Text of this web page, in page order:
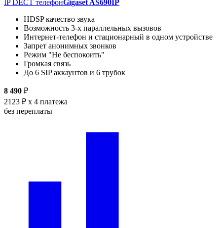
IP DECT телефонGigaset AS690IP
HDSP качество звука
Возможность 3-х параллельных вызовов
Интернет-телефон и стационарный в одном устройстве
Запрет анонимных звонков
Режим "Не беспокоить"
Громкая связь
До 6 SIP аккаунтов и 6 трубок
8 490 ₽
2123 ₽ x 4 платежа
без переплаты